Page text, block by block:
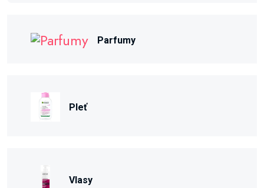
Parfumy
Pleť
Vlasy